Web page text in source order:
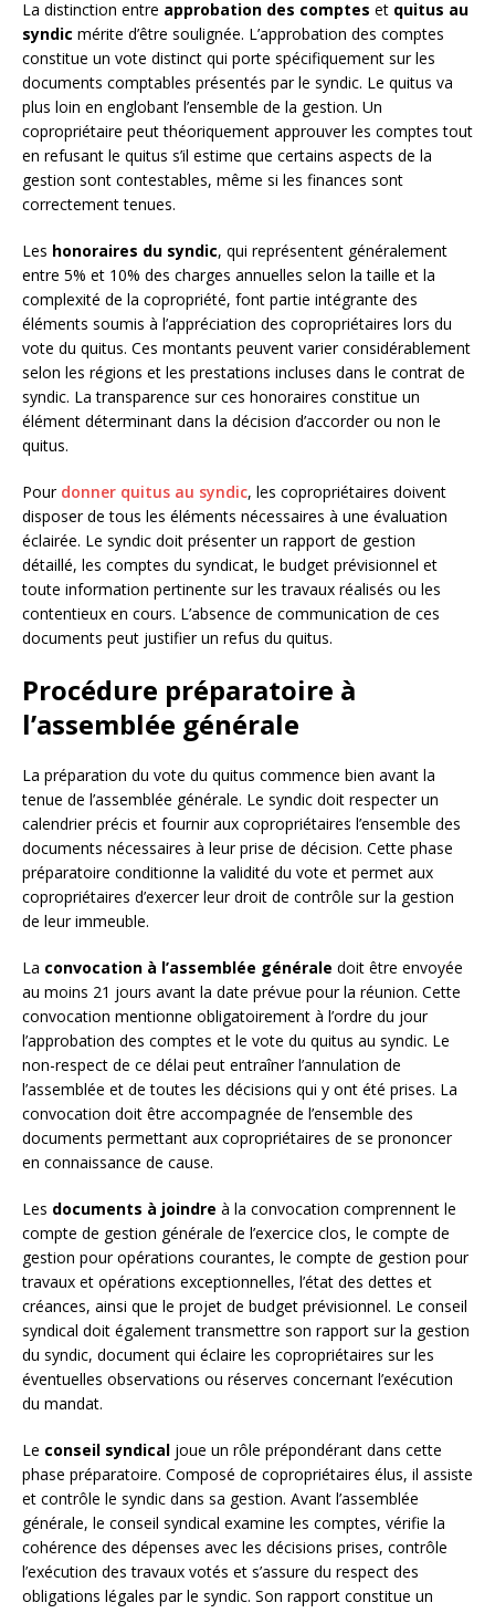
La distinction entre approbation des comptes et quitus au
syndic mérite d’être soulignée. L’approbation des comptes
constitue un vote distinct qui porte spécifiquement sur les
documents comptables présentés par le syndic. Le quitus va
plus loin en englobant l’ensemble de la gestion. Un
copropriétaire peut théoriquement approuver les comptes tout
en refusant le quitus s’il estime que certains aspects de la
gestion sont contestables, même si les finances sont
correctement tenues.
Les honoraires du syndic, qui représentent généralement
entre 5% et 10% des charges annuelles selon la taille et la
complexité de la copropriété, font partie intégrante des
éléments soumis à l’appréciation des copropriétaires lors du
vote du quitus. Ces montants peuvent varier considérablement
selon les régions et les prestations incluses dans le contrat de
syndic. La transparence sur ces honoraires constitue un
élément déterminant dans la décision d’accorder ou non le
quitus.
Pour donner quitus au syndic, les copropriétaires doivent
disposer de tous les éléments nécessaires à une évaluation
éclairée. Le syndic doit présenter un rapport de gestion
détaillé, les comptes du syndicat, le budget prévisionnel et
toute information pertinente sur les travaux réalisés ou les
contentieux en cours. L’absence de communication de ces
documents peut justifier un refus du quitus.
Procédure préparatoire à
l’assemblée générale
La préparation du vote du quitus commence bien avant la
tenue de l’assemblée générale. Le syndic doit respecter un
calendrier précis et fournir aux copropriétaires l’ensemble des
documents nécessaires à leur prise de décision. Cette phase
préparatoire conditionne la validité du vote et permet aux
copropriétaires d’exercer leur droit de contrôle sur la gestion
de leur immeuble.
La convocation à l’assemblée générale doit être envoyée
au moins 21 jours avant la date prévue pour la réunion. Cette
convocation mentionne obligatoirement à l’ordre du jour
l’approbation des comptes et le vote du quitus au syndic. Le
non-respect de ce délai peut entraîner l’annulation de
l’assemblée et de toutes les décisions qui y ont été prises. La
convocation doit être accompagnée de l’ensemble des
documents permettant aux copropriétaires de se prononcer
en connaissance de cause.
Les documents à joindre à la convocation comprennent le
compte de gestion générale de l’exercice clos, le compte de
gestion pour opérations courantes, le compte de gestion pour
travaux et opérations exceptionnelles, l’état des dettes et
créances, ainsi que le projet de budget prévisionnel. Le conseil
syndical doit également transmettre son rapport sur la gestion
du syndic, document qui éclaire les copropriétaires sur les
éventuelles observations ou réserves concernant l’exécution
du mandat.
Le conseil syndical joue un rôle prépondérant dans cette
phase préparatoire. Composé de copropriétaires élus, il assiste
et contrôle le syndic dans sa gestion. Avant l’assemblée
générale, le conseil syndical examine les comptes, vérifie la
cohérence des dépenses avec les décisions prises, contrôle
l’exécution des travaux votés et s’assure du respect des
obligations légales par le syndic. Son rapport constitue un